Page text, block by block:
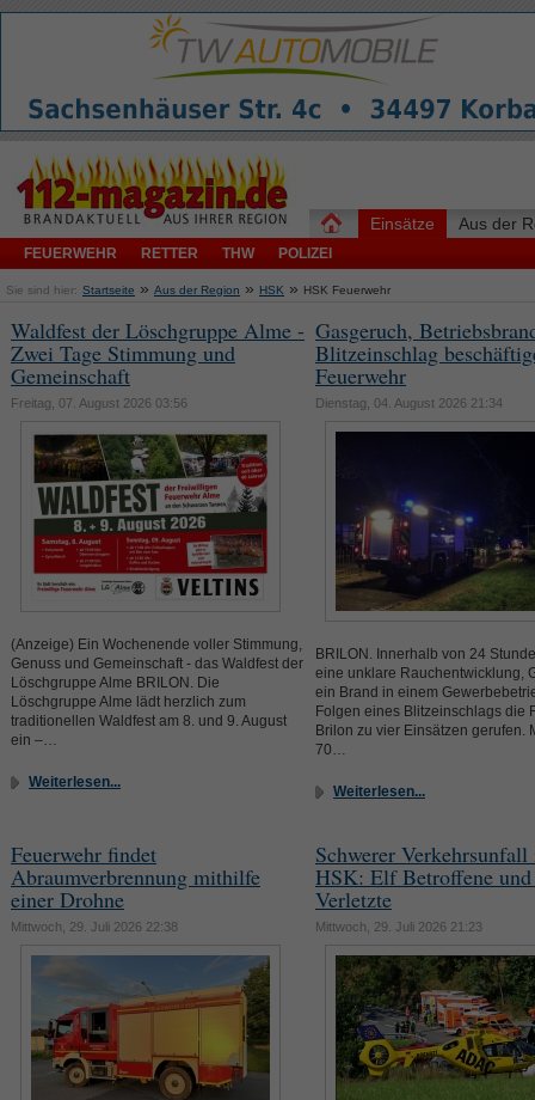
Einsätze
FEUERWEHR RETTER THW POLIZEI
Aus der
Sie sind hier: Startseite » Aus der Region » HSK » HSK Feuerwehr
Waldfest der Löschgruppe Alme -
Zwei Tage Stimmung und
Gemeinschaft
Freitag, 07. August 2026 03:56
(Anzeige) Ein Wochenende voller Stimmung,
Genuss und Gemeinschaft - das Waldfest der
Löschgruppe Alme BRILON. Die
Löschgruppe Alme lädt herzlich zum
traditionellen Waldfest am 8. und 9. August
ein –…
Weiterlesen...
Gasgeruch,
Blitzeinschlag
Feuerwehr
Dienstag, 04. August 2026 21:34
BRILON. Innerhalb von 24
eine unklare Rauchentwicklung,
ein Brand in einem
Folgen eines Blitzeinschlags die
Brilon zu vier Einsätzen gerufen.
70…
Weiterlesen...
Feuerwehr findet
Abraumverbrennung mithilfe
einer Drohne
Mittwoch, 29. Juli 2026 22:38
Schwerer
HSK: Elf Betroffene und
Verletzte
Mittwoch, 29. Juli 2026 21:23